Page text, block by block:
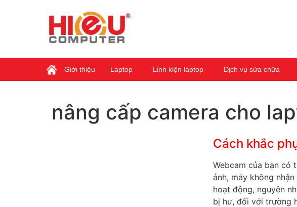
Giới thiệu Laptop Linh kiện laptop Dịch vụ sửa chữa
nâng cấp camera cho
Cách khắc
Webcam của bạn có
ảnh, máy không
hoạt động, nguyên
bị hư, đối với trường